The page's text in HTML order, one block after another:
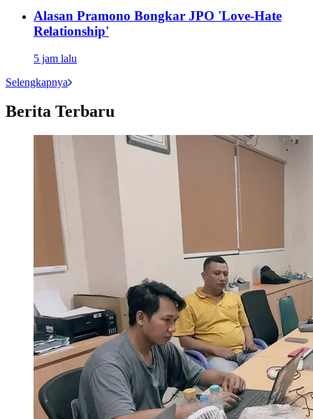
Alasan Pramono Bongkar JPO 'Love-Hate
Relationship'
5 jam lalu
Selengkapnya
Berita Terbaru